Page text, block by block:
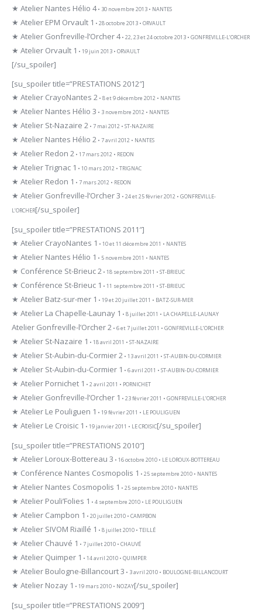
★ Atelier Nantes Hélio 4• 30 novembre 2013 • NANTES
★ Atelier EPM Orvault 1 • 28 octobre 2013 • ORVAULT
★ Atelier Gonfreville-l’Orcher 4• 22, 23 et 24 octobre 2013 • GONFREVILLE-L’ORCHER
★ Atelier Orvault 1 • 19 juin 2013 • ORVAULT
[/su_spoiler]
[su_spoiler title=”PRESTATIONS 2012″]
★ Atelier CrayoNantes 2 • 8 et 9 décembre 2012 • NANTES
★ Atelier Nantes Hélio 3 • 3 novembre 2012 • NANTES
★ Atelier St-Nazaire 2 • 7 mai 2012 • ST-NAZAIRE
★ Atelier Nantes Hélio 2 • 7 avril 2012 • NANTES
★ Atelier Redon 2 • 17 mars 2012 • REDON
★ Atelier Trignac 1 • 10 mars 2012 • TRIGNAC
★ Atelier Redon 1 • 7 mars 2012 • REDON
★ Atelier Gonfreville-l’Orcher 3 • 24 et 25 février 2012 • GONFREVILLE-
L’ORCHER[/su_spoiler]
[su_spoiler title=”PRESTATIONS 2011″]
★ Atelier CrayoNantes 1 • 10 et 11 décembre 2011 • NANTES
★ Atelier Nantes Hélio 1 • 5 novembre 2011 • NANTES
★ Conférence St-Brieuc 2 • 18 septembre 2011 • ST-BRIEUC
★ Conférence St-Brieuc 1 • 11 septembre 2011 • ST-BRIEUC
★ Atelier Batz-sur-mer 1 • 19 et 20 juillet 2011 • BATZ-SUR-MER
★ Atelier La Chapelle-Launay 1 • 8 juillet 2011 • LA CHAPELLE-LAUNAY
Atelier Gonfreville-l’Orcher 2 • 6 et 7 juillet 2011 • GONFREVILLE-L’ORCHER
★ Atelier St-Nazaire 1 • 18 avril 2011 • ST-NAZAIRE
★ Atelier St-Aubin-du-Cormier 2 • 13 avril 2011 • ST-AUBIN-DU-CORMIER
★ Atelier St-Aubin-du-Cormier 1 • 6 avril 2011 • ST-AUBIN-DU-CORMIER
★ Atelier Pornichet 1 • 2 avril 2011 • PORNICHET
★ Atelier Gonfreville-l’Orcher 1 • 23 février 2011 • GONFREVILLE-L’ORCHER
★ Atelier Le Pouliguen 1 • 19 février 2011 • LE POULIGUEN
★ Atelier Le Croisic 1 • 19 janvier 2011 • LE CROISIC[/su_spoiler]
[su_spoiler title=”PRESTATIONS 2010″]
★ Atelier Loroux-Bottereau 3 • 16 octobre 2010 • LE LOROUX-BOTTEREAU
★ Conférence Nantes Cosmopolis 1 • 25 septembre 2010 • NANTES
★ Atelier Nantes Cosmopolis 1 • 25 septembre 2010 • NANTES
★ Atelier Pouli’Folies 1 • 4 septembre 2010 • LE POULIGUEN
★ Atelier Campbon 1 • 20 juillet 2010 • CAMPBON
★ Atelier SIVOM Riaillé 1 • 8 juillet 2010 • TEILLÉ
★ Atelier Chauvé 1 • 7 juillet 2010 • CHAUVÉ
★ Atelier Quimper 1 • 14 avril 2010 • QUIMPER
★ Atelier Boulogne-Billancourt 3 • 3 avril 2010 • BOULOGNE-BILLANCOURT
★ Atelier Nozay 1 • 19 mars 2010 • NOZAY[/su_spoiler]
[su_spoiler title=”PRESTATIONS 2009″]